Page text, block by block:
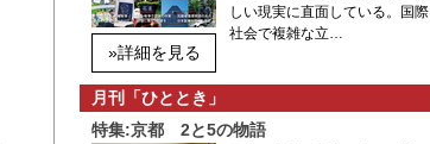
»詳細を見る
しい現実に直面している。国際
社会で複雑な立…
月刊「ひととき」
特集:京都 2と5の物語